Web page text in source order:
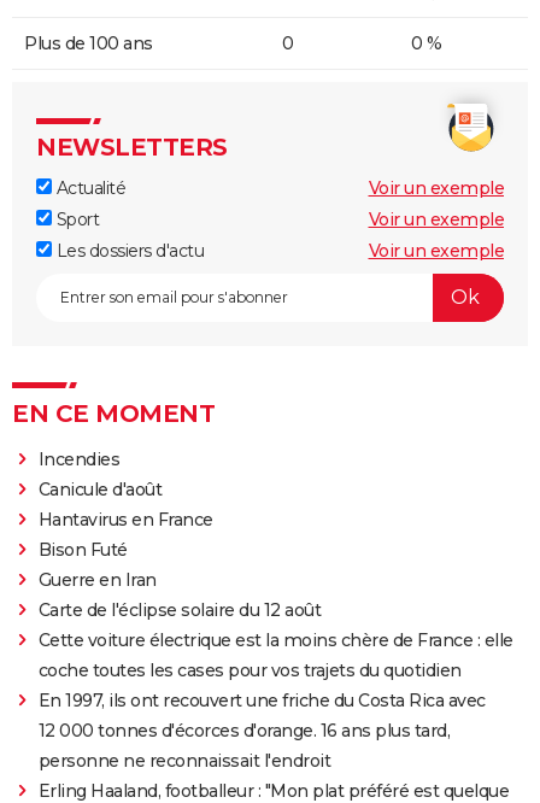
Plus de 100 ans 0 0 %
NEWSLETTERS
Actualité
Voir un exemple
Sport
Voir un exemple
Les dossiers d'actu
Voir un exemple
EN CE MOMENT
Incendies
Canicule d'août
Hantavirus en France
Bison Futé
Guerre en Iran
Carte de l'éclipse solaire du 12 août
Cette voiture électrique est la moins chère de France : elle
coche toutes les cases pour vos trajets du quotidien
En 1997, ils ont recouvert une friche du Costa Rica avec
12 000 tonnes d'écorces d'orange. 16 ans plus tard,
personne ne reconnaissait l'endroit
Erling Haaland, footballeur : "Mon plat préféré est quelque